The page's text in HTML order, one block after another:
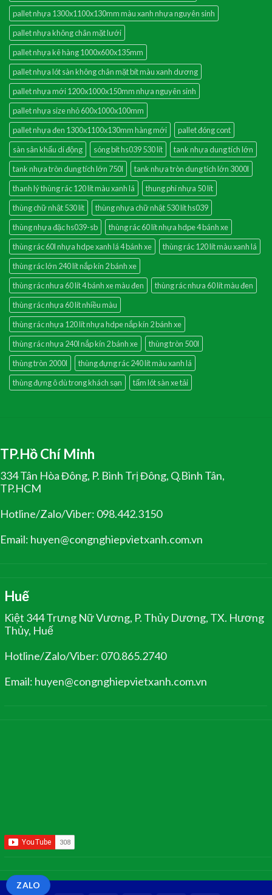
pallet nhựa 1300x1100x130mm màu xanh nhựa nguyên sinh
pallet nhựa không chân mặt lưới
pallet nhựa kê hàng 1000x600x135mm
pallet nhựa lót sàn không chân mặt bít màu xanh dương
pallet nhựa mới 1200x1000x150mm nhựa nguyên sinh
pallet nhựa size nhỏ 600x1000x100mm
pallet nhựa đen 1300x1100x130mm hàng mới
pallet đóng cont
sàn sân khấu di động
sóng bít hs039 530 lít
tank nhựa dung tích lớn
tank nhựa tròn dung tích lớn 750l
tank nhựa tròn dung tích lớn 3000l
thanh lý thùng rác 120 lít màu xanh lá
thung phi nhựa 50 lít
thùng chữ nhật 530 lít
thùng nhựa chữ nhật 530 lít hs039
thùng nhựa đặc hs039-sb
thùng rác 60 lít nhựa hdpe 4 bánh xe
thùng rác 60l nhựa hdpe xanh lá 4 bánh xe
thùng rác 120 lít màu xanh lá
thùng rác lớn 240 lít nắp kín 2 bánh xe
thùng rác nhưa 60 lít 4 bánh xe màu đen
thùng rác nhưa 60 lít màu đen
thùng rác nhựa 60 lít nhiều màu
thùng rác nhựa 120 lít nhựa hdpe nắp kín 2 bánh xe
thùng rác nhựa 240l nắp kín 2 bánh xe
thùng tròn 500l
thùng tròn 2000l
thùng đựng rác 240 lít màu xanh lá
thùng đựng ô dù trong khách sạn
tấm lót sàn xe tải
TP.Hồ Chí Minh
334 Tân Hòa Đông, P. Bình Trị Đông, Q.Bình Tân,
TP.HCM
Hotline/Zalo/Viber: 098.442.3150
Email: huyen@congnghiepvietxanh.com.vn
Huế
Kiệt 344 Trưng Nữ Vương, P. Thủy Dương, TX. Hương
Thủy, Huế
Hotline/Zalo/Viber: 070.865.2740
Email: huyen@congnghiepvietxanh.com.vn
ZALO